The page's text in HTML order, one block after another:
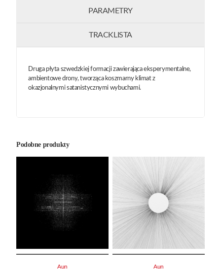
PARAMETRY
TRACKLISTA
Druga płyta szwedzkiej formacji zawierająca eksperymentalne,
ambientowe drony, tworząca koszmarny klimat z
okazjonalnymi satanistycznymi wybuchami.
Podobne produkty
Aun Aun